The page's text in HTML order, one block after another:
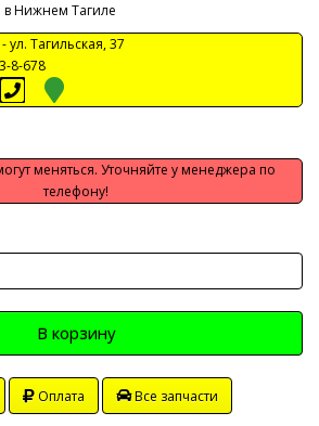
в Нижнем Тагиле
ул. Тагильская, 37
8-678
меняться. Уточняйте у менеджера по
телефону!
В корзину
Оплата Все запчасти